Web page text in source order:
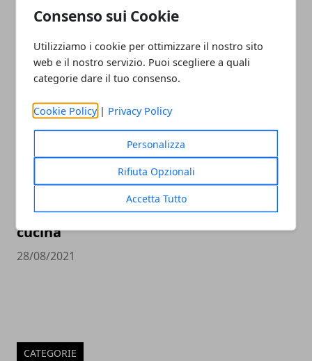
Consenso sui Cookie
Utilizziamo i cookie per ottimizzare il nostro sito
web e il nostro servizio. Puoi scegliere a quali
categorie dare il tuo consenso.
Cookie Policy | Privacy Policy
Personalizza
Rifiuta Opzionali
Accetta Tutto
Torta Camilla alle Carote: la ricetta
completa con il bimby
13/09/2021
I migliori dolci da fare con un robot da
cucina
28/08/2021
CATEGORIE